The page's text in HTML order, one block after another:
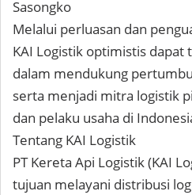
Sasongko
Melalui perluasan dan
KAI Logistik optimistis
dalam mendukung
serta menjadi mitra logistik
dan pelaku usaha di
Tentang KAI Logistik
PT Kereta Api Logistik (KAI
tujuan melayani distribusi